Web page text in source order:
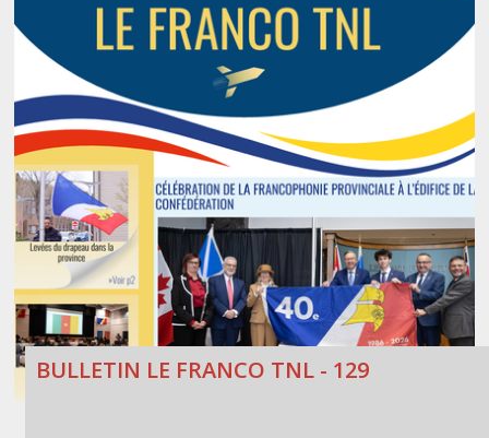
BULLETIN LE FRANCO TNL - 129